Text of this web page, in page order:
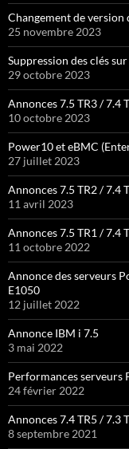
Changement de
25 novembre 2023
Suppression des clés
29 octobre 2023
Annonces 7.5 TR3 / 7.4
10 octobre 2023
Power10 et eBMC
27 juillet 2023
Annonces 7.5 TR2 / 7.4
11 avril 2023
Annonces 7.5 TR1 / 7.4
11 octobre 2022
Annonce des serveurs
E1050
12 juillet 2022
Annonce IBM i 7.5
3 mai 2022
Performances serveurs
24 février 2022
Annonces 7.4 TR5 / 7.3
8 septembre 2021